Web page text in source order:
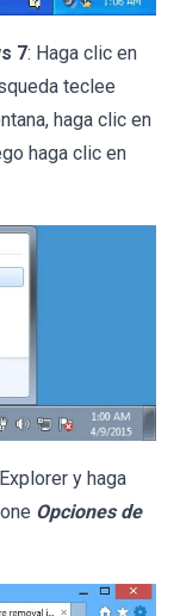
7: Haga clic en
teclee
haga clic en
haga clic en
y haga
Opciones de